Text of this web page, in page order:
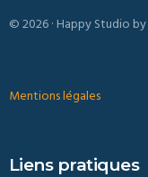
© 2026 · Happy Studio by
Mentions légales
Liens pratiques